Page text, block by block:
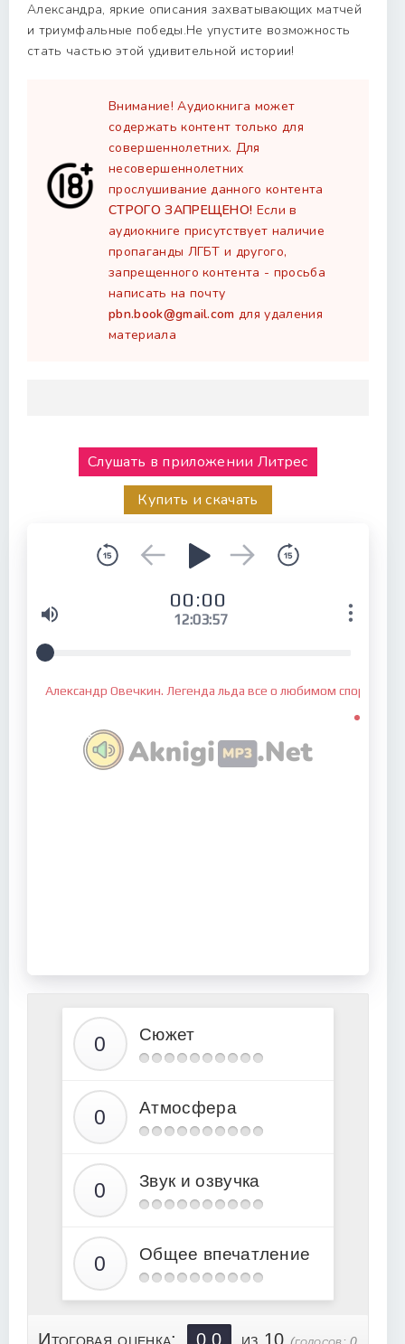
Александра, яркие описания захватывающих матчей
и триумфальные победы.Не упустите возможность
стать частью этой удивительной истории!
Внимание! Аудиокнига может
содержать контент только для
совершеннолетних. Для
несовершеннолетних
прослушивание данного контента
СТРОГО ЗАПРЕЩЕНО! Если в
аудиокниге присутствует наличие
пропаганды ЛГБТ и другого,
запрещенного контента - просьба
написать на почту
pbn.book@gmail.com для удаления
материала
Слушать в приложении Литрес
Купить и скачать
00:00
12:03:57
Александр Овечкин. Легенда льда все о любимом
Сюжет
Атмосфера
Звук и озвучка
Общее впечатление
Итоговая оценка: 0.0 из 10